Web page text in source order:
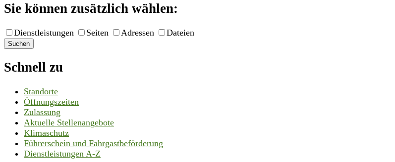
Sie können zusätzlich wählen:
Dienstleistungen Seiten Adressen Dateien
Suchen
Schnell zu
Standorte
Öffnungszeiten
Zulassung
Aktuelle Stellenangebote
Klimaschutz
Führerschein und Fahrgastbeförderung
Dienstleistungen A-Z